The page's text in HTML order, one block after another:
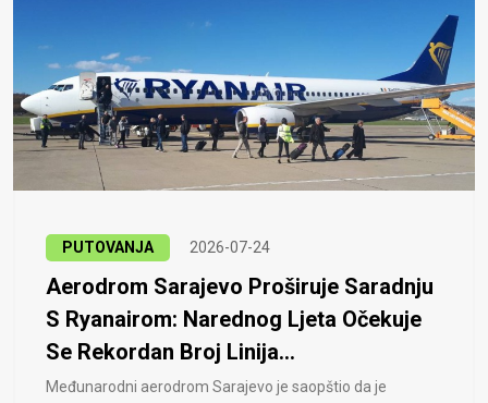
PUTOVANJA 2026-07-24
Aerodrom Sarajevo Proširuje Saradnju
S Ryanairom: Narednog Ljeta Očekuje
Se Rekordan Broj Linija...
Međunarodni aerodrom Sarajevo je saopštio da je